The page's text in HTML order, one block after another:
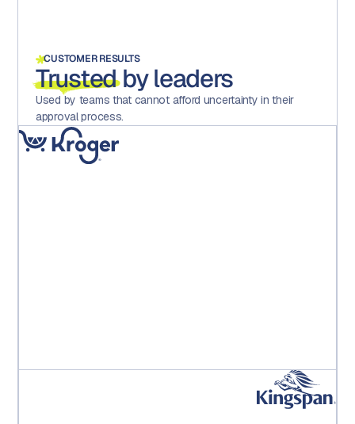
CUSTOMER RESULTS
Trustedby leaders
Used by teams that cannot afford uncertainty in their
approval process.